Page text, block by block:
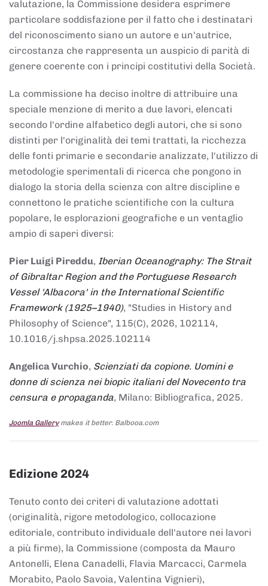
valutazione, la Commissione desidera esprimere
particolare soddisfazione per il fatto che i destinatari
del riconoscimento siano un autore e un'autrice,
circostanza che rappresenta un auspicio di parità di
genere coerente con i principi costitutivi della Società.
La commissione ha deciso inoltre di attribuire una
speciale menzione di merito a due lavori, elencati
secondo l'ordine alfabetico degli autori, che si sono
distinti per l'originalità dei temi trattati, la ricchezza
delle fonti primarie e secondarie analizzate, l'utilizzo di
metodologie sperimentali di ricerca che pongono in
dialogo la storia della scienza con altre discipline e
connettono le pratiche scientifiche con la cultura
popolare, le esplorazioni geografiche e un ventaglio
ampio di saperi diversi:
Pier Luigi Pireddu, Iberian Oceanography: The Strait
of Gibraltar Region and the Portuguese Research
Vessel 'Albacora' in the International Scientific
Framework (1925–1940), "Studies in History and
Philosophy of Science", 115(C), 2026, 102114,
10.1016/j.shpsa.2025.102114
Angelica Vurchio, Scienziati da copione. Uomini e
donne di scienza nei biopic italiani del Novecento tra
censura e propaganda, Milano: Bibliografica, 2025.
Joomla Gallerymakes it better. Balbooa.com
Edizione 2024
Tenuto conto dei criteri di valutazione adottati
(originalità, rigore metodologico, collocazione
editoriale, contributo individuale dell'autore nei lavori
a più firme), la Commissione (composta da Mauro
Antonelli, Elena Canadelli, Flavia Marcacci, Carmela
Morabito, Paolo Savoia, Valentina Vignieri),